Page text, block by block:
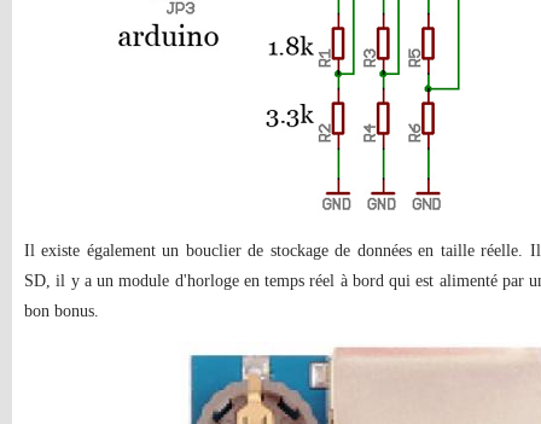
Il existe également un bouclier de stockage de données en taille réelle.
SD, il y a un module d'horloge en temps réel à bord qui est alimenté par
bon bonus.